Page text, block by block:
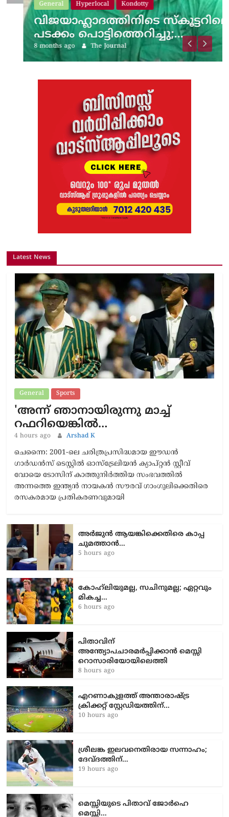
General Hyperlocal Kondotty
വിജയാഹ്ലാദത്തിനിടെ സ്കൂട്ടറിലെ
പടക്കം പൊട്ടിത്തെറിച്ചു;…
8 months ago The Journal
Latest News
General Sports
'അന്ന് ഞാനായിരുന്നു മാച്ച്
റഫറിയെങ്കിൽ…
4 hours ago Arshad K
ചെന്നൈ: 2001-ലെ ചരിത്രപ്രസിദ്ധമായ ഈഡൻ
ഗാർഡൻസ് ടെസ്റ്റിൽ ഓസ്‌ട്രേലിയൻ ക്യാപ്റ്റൻ സ്റ്റീവ്
വോയെ ടോസിന് കാത്തുനിർത്തിയ സംഭവത്തിൽ
അന്നത്തെ ഇന്ത്യൻ നായകൻ സൗരവ് ഗാംഗുലിക്കെതിരെ
രസകരമായ പ്രതികരണവുമായി
അർജുൻ ആയങ്കിക്കെതിരെ കാപ്പ
ചുമത്താൻ…
5 hours ago
കോഹ്‌ലിയുമല്ല, സചിനുമല്ല; ഏറ്റവും
മികച്ച…
6 hours ago
പിതാവിന്
അന്ത്യോപചാരമർപ്പിക്കാൻ മെസ്സി
റൊസാരിയോയിലെത്തി
8 hours ago
എറണാകുളത്ത് അന്താരാഷ്ട്ര
ക്രിക്കറ്റ് സ്റ്റേഡിയത്തിന്…
10 hours ago
ശ്രീലങ്ക ഇലവനെതിരായ സന്നാഹം;
ദേവ്ദത്തിന്…
19 hours ago
മെസ്സിയുടെ പിതാവ് ജോർഹെ
മെസ്സി…